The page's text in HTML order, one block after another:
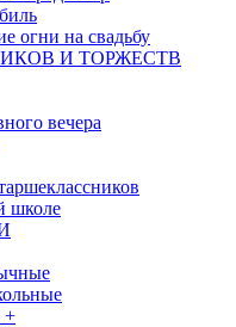
огни на свадьбу
И ТОРЖЕСТВ
вечера
школе
+